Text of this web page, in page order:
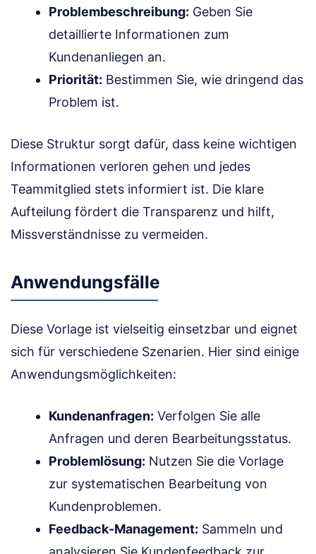
Problem­beschreibung: Geben Sie
detaillierte Informationen zum
Kundenanliegen an.
Priorität: Bestimmen Sie, wie dringend das
Problem ist.
Diese Struktur sorgt dafür, dass keine wichtigen
Informationen verloren gehen und jedes
Teammitglied stets informiert ist. Die klare
Aufteilung fördert die Transparenz und hilft,
Missverständnisse zu vermeiden.
Anwendungsfälle
Diese Vorlage ist vielseitig einsetzbar und eignet
sich für verschiedene Szenarien. Hier sind einige
Anwendungsmöglichkeiten:
Kundenanfragen: Verfolgen Sie alle
Anfragen und deren Bearbeitungsstatus.
Problemlösung: Nutzen Sie die Vorlage
zur systematischen Bearbeitung von
Kundenproblemen.
Feedback-Management: Sammeln und